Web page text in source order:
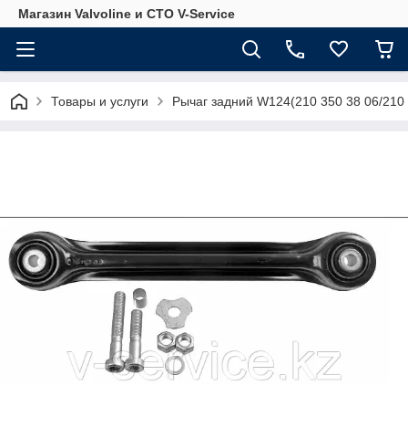
Магазин Valvoline и СТО V-Service
Товары и услуги Рычаг задний W124(210 350 38 06/